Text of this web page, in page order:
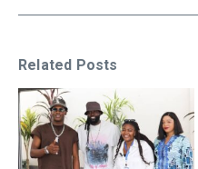
Related Posts